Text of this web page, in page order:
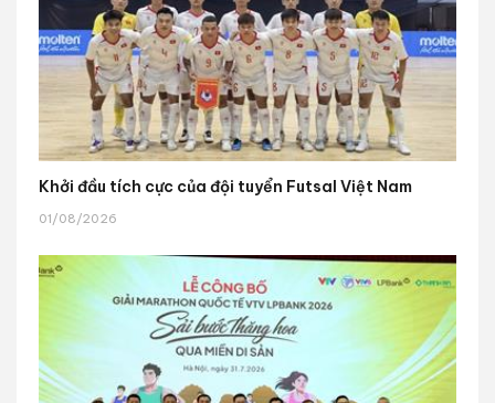
Khởi đầu tích cực của đội tuyển Futsal Việt Nam
01/08/2026